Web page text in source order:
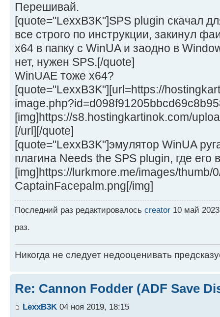
Перешивай.
[quote="LexxB3K"]SPS plugin скачал
все строго по инструкции, закинул
x64 в папку с WinUA и заодно в
нет, нужен SPS.[/quote]
WinUAE тоже x64?
[quote="LexxB3K"][url=https://
[img]https://s8.hostingkartinok.com/
[/url][/quote]
[quote="LexxB3K"]эмулятор WinUA
плагина Needs the SPS plugin, где его
[img]https://lurkmore.me/images/
CaptainFacepalm.png[/img]
Последний раз редактировалось creator 10 май
раз.
Никогда не следует недооценивать
Re: Cannon Fodder (ADF Save
LexxB3K 04 ноя 2019, 18:15